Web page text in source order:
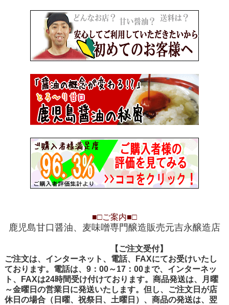
■□ご案内■□
鹿児島甘口醤油、麦味噌専門醸造販売元吉永醸造店
【ご注文受付】
ご注文は、インターネット、電話、FAXにてお受けいたし
ております。電話は、9：00～17：00まで、インターネッ
ト、FAXは24時間受け付けております。商品発送は、月曜
～金曜日の営業日に発送いたします。但し、ご注文日が店
休日の場合（日曜、祝祭日、土曜日）、商品の発送は、翌